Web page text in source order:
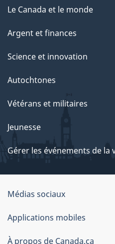
Le Canada et le monde
Argent et finances
Science et innovation
Autochtones
Vétérans et militaires
Jeunesse
Gérer les événements de la
Organisation
du
gouvernement
Médias sociaux
Applications mobiles
À propos de Canada.ca